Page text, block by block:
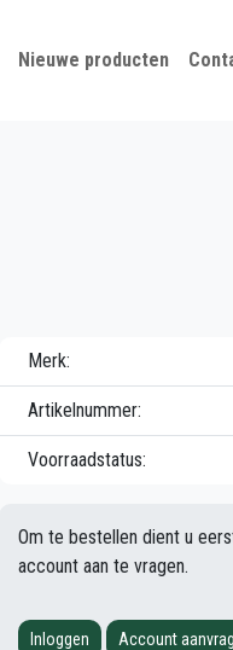
Nieuwe producten
Merk:
Artikelnummer:
Voorraadstatus:
Om te bestellen dient u
account aan te vragen.
Inloggen Account